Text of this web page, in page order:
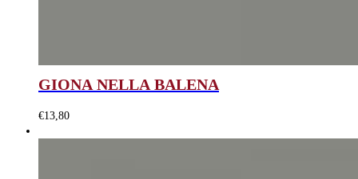
GIONA NELLA BALENA
€13,80